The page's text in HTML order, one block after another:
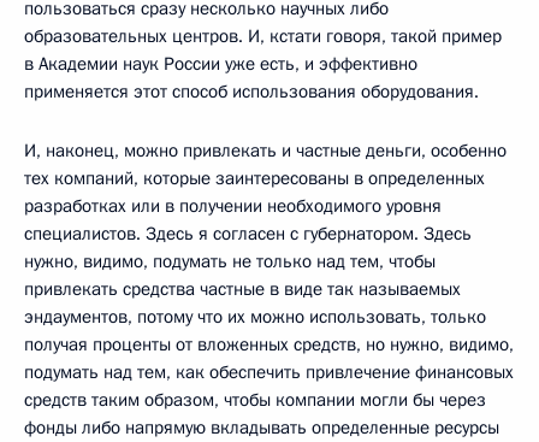
пользоваться сразу несколько научных либо
образовательных центров. И, кстати говоря, такой пример
в Академии наук России уже есть, и эффективно
применяется этот способ использования оборудования.
И, наконец, можно привлекать и частные деньги, особенно
тех компаний, которые заинтересованы в определенных
разработках или в получении необходимого уровня
специалистов. Здесь я согласен с губернатором. Здесь
нужно, видимо, подумать не только над тем, чтобы
привлекать средства частные в виде так называемых
эндаументов, потому что их можно использовать, только
получая проценты от вложенных средств, но нужно, видимо,
подумать над тем, как обеспечить привлечение финансовых
средств таким образом, чтобы компании могли бы через
фонды либо напрямую вкладывать определенные ресурсы